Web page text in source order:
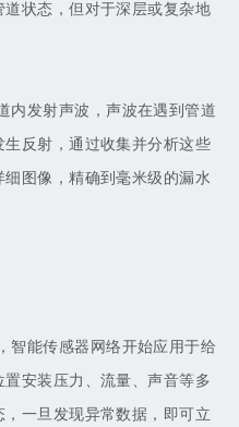
状态，但对于深层或复杂地
发射声波，声波在遇到管道
反射，通过收集并分析这些
图像，精确到毫米级的漏水
能传感器网络开始应用于给
安装压力、流量、声音等多
一旦发现异常数据，即可立